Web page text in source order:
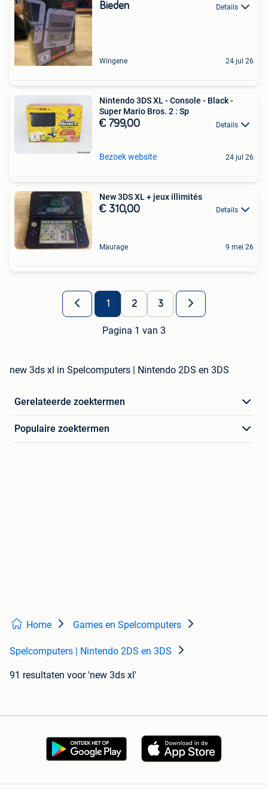
Bieden Details
Wingene 24 jul 26
Nintendo 3DS XL - Console - Black -
Super Mario Bros. 2 : Sp
€ 799,00 Details
Bezoek website 24 jul 26
New 3DS XL + jeux illimités
€ 310,00 Details
Maurage 9 mei 26
1 2 3
Pagina 1 van 3
new 3ds xl in Spelcomputers | Nintendo 2DS en 3DS
Gerelateerde zoektermen
Populaire zoektermen
Home Games en Spelcomputers
Spelcomputers | Nintendo 2DS en 3DS
91 resultaten voor 'new 3ds xl'